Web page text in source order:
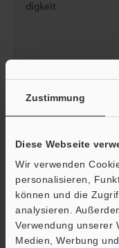
Zustimmung
Diese Webseite
Wir verwenden
personalisieren,
können und die
analysieren.
Verwendung unserer
Medien, Werbung
digkeit